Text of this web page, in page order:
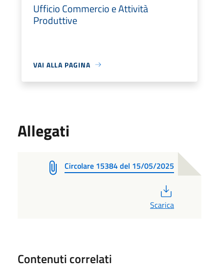
Ufficio Commercio e Attività
Produttive
VAI ALLA PAGINA
Allegati
Circolare 15384 del 15/05/2025
Scarica
Contenuti correlati